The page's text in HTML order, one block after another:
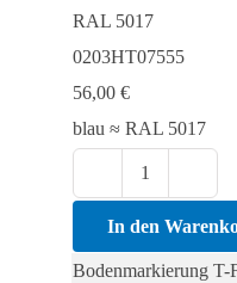
Menge
RAL 5017
0203HT07555
56,00 €
blau ≈ RAL 5017
T-
Form
In den
Bodenmarkierung T-